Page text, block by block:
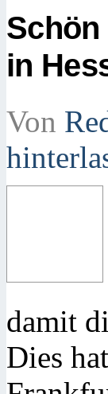
in
Von
damit
Dies